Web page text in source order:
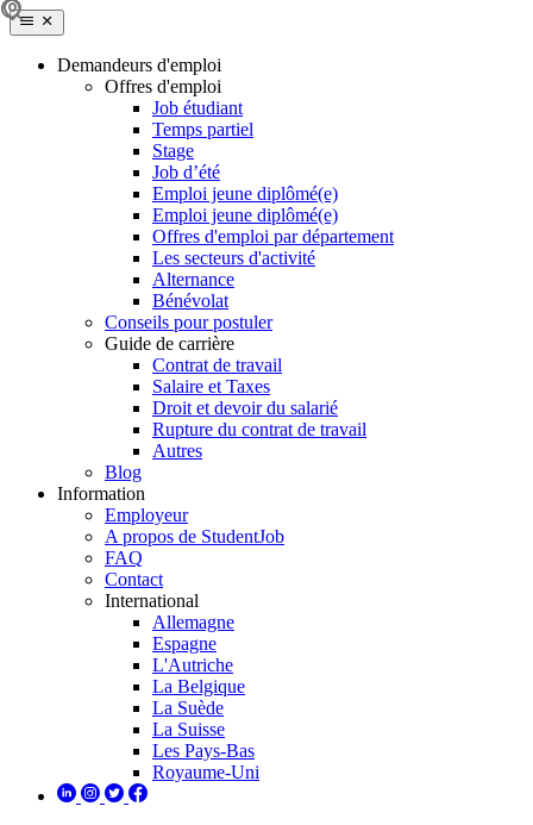
Demandeurs d'emploi
Offres d'emploi
Job étudiant
Temps partiel
Stage
Job d’été
Emploi jeune diplômé(e)
Emploi jeune diplômé(e)
Offres d'emploi par département
Les secteurs d'activité
Alternance
Bénévolat
Conseils pour postuler
Guide de carrière
Contrat de travail
Salaire et Taxes
Droit et devoir du salarié
Rupture du contrat de travail
Autres
Blog
Information
Employeur
A propos de StudentJob
FAQ
Contact
International
Allemagne
Espagne
L'Autriche
La Belgique
La Suède
La Suisse
Les Pays-Bas
Royaume-Uni